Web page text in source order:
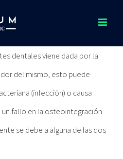
dentales viene dada por la
del mismo, esto puede
(infección) o causa
un fallo en la osteointegración
se debe a alguna de las dos